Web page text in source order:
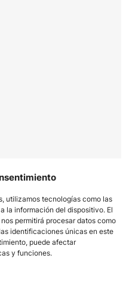
utilizamos tecnologías como las
la información del dispositivo. El
permitirá procesar datos como
identificaciones únicas en este
puede afectar
y funciones.